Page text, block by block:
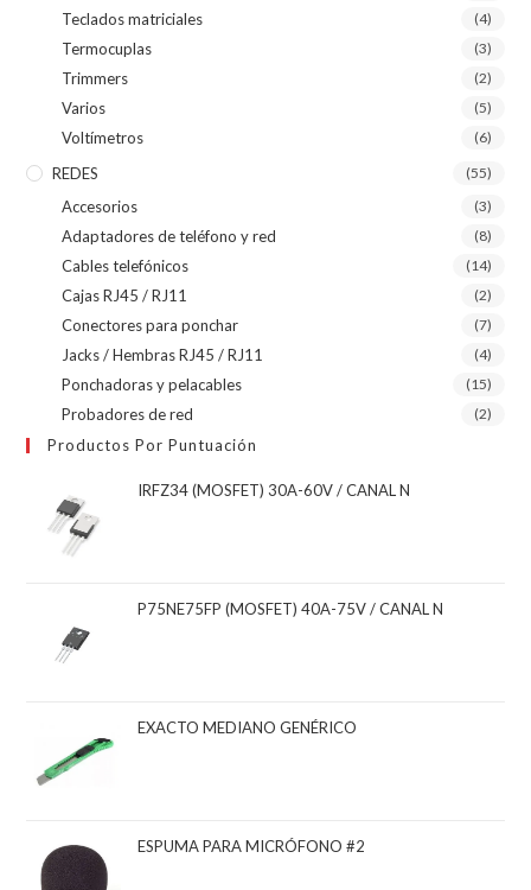
Teclados matriciales (4)
Termocuplas (3)
Trimmers (2)
Varios (5)
Voltímetros (6)
REDES (55)
Accesorios (3)
Adaptadores de teléfono y red (8)
Cables telefónicos (14)
Cajas RJ45 / RJ11 (2)
Conectores para ponchar (7)
Jacks / Hembras RJ45 / RJ11 (4)
Ponchadoras y pelacables (15)
Probadores de red (2)
Productos Por Puntuación
IRFZ34 (MOSFET) 30A-60V / CANAL N
P75NE75FP (MOSFET) 40A-75V / CANAL N
EXACTO MEDIANO GENÉRICO
ESPUMA PARA MICRÓFONO #2